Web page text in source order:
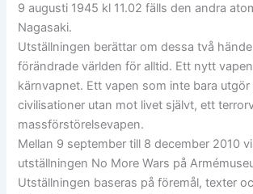
9 augusti 1945 kl 11.02 fälls den andra
Nagasaki.
Utställningen berättar om dessa två
förändrade världen för alltid. Ett nytt
kärnvapnet. Ett vapen som inte bara
civilisationer utan mot livet självt, ett
massförstörelsevapen.
Mellan 9 september till 8 december 2010
utställningen No More Wars på
Utställningen baseras på föremål, texter